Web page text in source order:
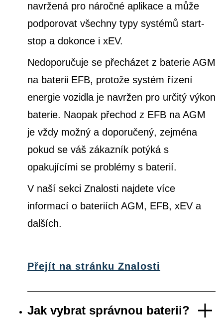
navržená pro náročné aplikace a může
podporovat všechny typy systémů start-
stop a dokonce i xEV.
Nedoporučuje se přecházet z baterie AGM
na baterii EFB, protože systém řízení
energie vozidla je navržen pro určitý výkon
baterie. Naopak přechod z EFB na AGM
je vždy možný a doporučený, zejména
pokud se váš zákazník potýká s
opakujícími se problémy s baterií.
V naší sekci Znalosti najdete více
informací o bateriích AGM, EFB, xEV a
dalších.
Přejít na stránku Znalosti
Jak vybrat správnou baterii?